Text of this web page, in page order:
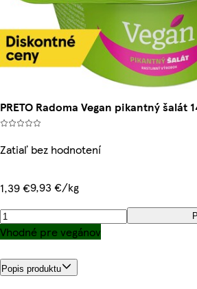
PRETO Radoma Vegan pikantný šalát
Zatiaľ bez hodnotení
1,39 €9,93 €/kg
Vhodné pre vegánov
Popis produktu